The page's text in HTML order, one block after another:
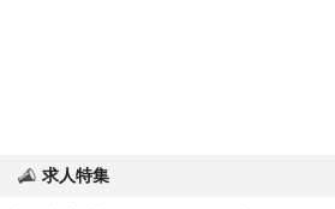
求人特集